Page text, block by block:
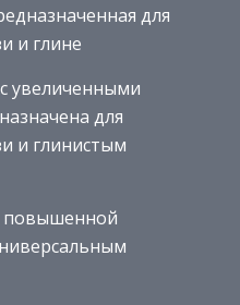
для
и глине
увеличенными
для
и глинистым
повышенной